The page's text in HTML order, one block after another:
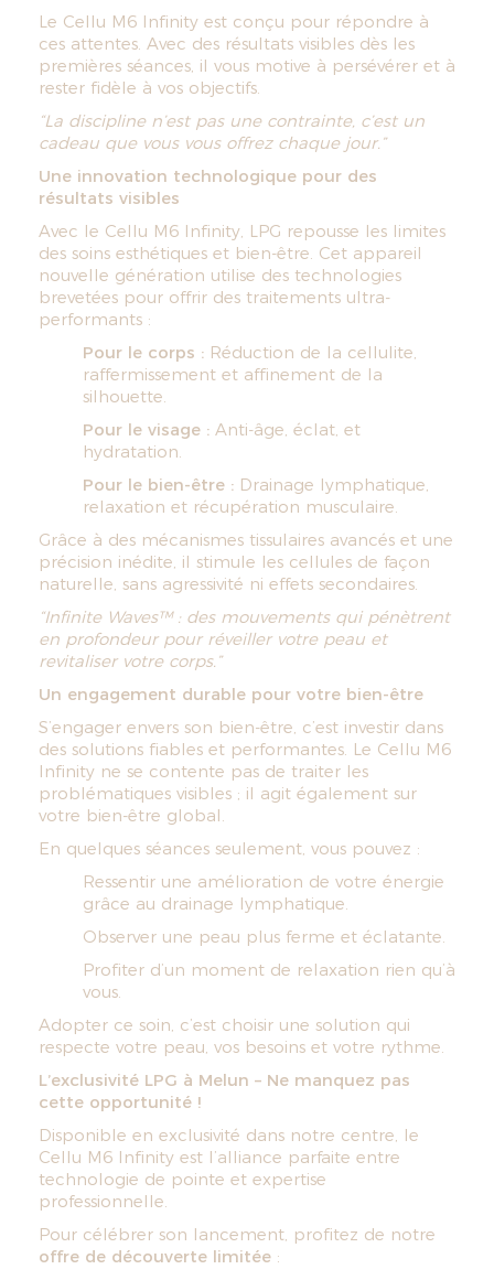
Le Cellu M6 Infinity est conçu pour répondre à
ces attentes. Avec des résultats visibles dès les
premières séances, il vous motive à persévérer et à
rester fidèle à vos objectifs.
“La discipline n’est pas une contrainte, c’est un
cadeau que vous vous offrez chaque jour.”
Une innovation technologique pour des
résultats visibles
Avec le Cellu M6 Infinity, LPG repousse les limites
des soins esthétiques et bien-être. Cet appareil
nouvelle génération utilise des technologies
brevetées pour offrir des traitements ultra-
performants :
Pour le corps : Réduction de la cellulite,
raffermissement et affinement de la
silhouette.
Pour le visage : Anti-âge, éclat, et
hydratation.
Pour le bien-être : Drainage lymphatique,
relaxation et récupération musculaire.
Grâce à des mécanismes tissulaires avancés et une
précision inédite, il stimule les cellules de façon
naturelle, sans agressivité ni effets secondaires.
“Infinite Waves™ : des mouvements qui pénètrent
en profondeur pour réveiller votre peau et
revitaliser votre corps.”
Un engagement durable pour votre bien-être
S’engager envers son bien-être, c’est investir dans
des solutions fiables et performantes. Le Cellu M6
Infinity ne se contente pas de traiter les
problématiques visibles ; il agit également sur
votre bien-être global.
En quelques séances seulement, vous pouvez :
Ressentir une amélioration de votre énergie
grâce au drainage lymphatique.
Observer une peau plus ferme et éclatante.
Profiter d’un moment de relaxation rien qu’à
vous.
Adopter ce soin, c’est choisir une solution qui
respecte votre peau, vos besoins et votre rythme.
L’exclusivité LPG à Melun – Ne manquez pas
cette opportunité !
Disponible en exclusivité dans notre centre, le
Cellu M6 Infinity est l’alliance parfaite entre
technologie de pointe et expertise
professionnelle.
Pour célébrer son lancement, profitez de notre
offre de découverte limitée :